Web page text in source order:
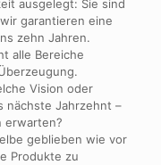
ausgelegt: Sie sind
garantieren eine
zehn Jahren.
alle Bereiche
Vision oder
nächste Jahrzehnt –
erwarten?
geblieben wie vor
Produkte zu